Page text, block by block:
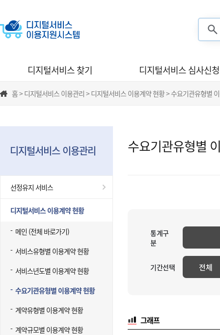
디지털서비스 찾기 디지털서비스 심사신청
홈 > 디지털서비스 이용관리 > 디지털서비스 이용계약 현황 > 수요기관유형별
디지털서비스 이용관리
선정유지 서비스
디지털서비스 이용계약 현황
메인 (전체 바로가기)
서비스유형별 이용계약 현황
서비스년도별 이용계약 현황
수요기관유형별 이용계약 현황
계약유형별 이용계약 현황
계약규모별 이용계약 현황
수요기관유형별
통계구
분
기간선택 전체
그래프